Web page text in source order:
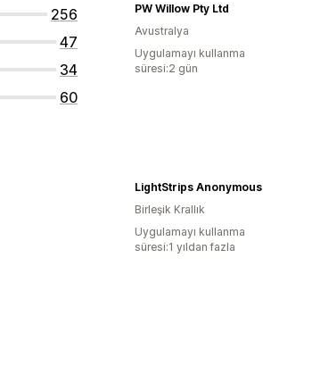
256
47
34
60
PW Willow Pty Ltd
Avustralya
Uygulamayı kullanma
süresi:2 gün
LightStrips Anonymous
Birleşik Krallık
Uygulamayı kullanma
süresi:1 yıldan fazla